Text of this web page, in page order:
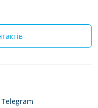
Telegram